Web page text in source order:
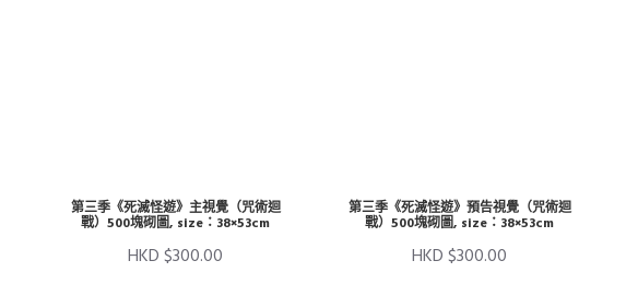
第三季《死滅怪遊》主視覺（咒術迴
戰）500塊砌圖, size：38×53cm
HKD $300.00
第三季《死滅怪遊》預告視覺（咒術迴
戰）500塊砌圖, size：38×53cm
HKD $300.00